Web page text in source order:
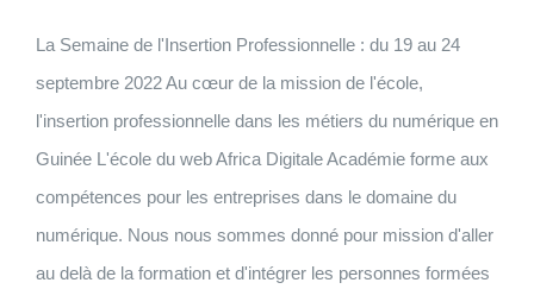
La Semaine de l'Insertion Professionnelle : du 19 au 24
septembre 2022 Au cœur de la mission de l'école,
l'insertion professionnelle dans les métiers du numérique en
Guinée L'école du web Africa Digitale Académie forme aux
compétences pour les entreprises dans le domaine du
numérique. Nous nous sommes donné pour mission d'aller
au delà de la formation et d'intégrer les personnes formées